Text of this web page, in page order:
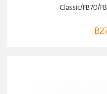
Classic/FB70/
฿